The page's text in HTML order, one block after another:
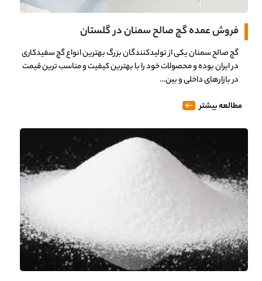
فروش عمده گچ صالح سمنان در گلستان
گچ صالح سمنان یکی از تولیدکنندگان بزرگ بهترین انواع گچ سفیدکاری
در ایران بوده و محصولات خود را با بهترین کیفیت و مناسب ترین قیمت
در بازارهای داخلی و بین…
مطالعه بیشتر